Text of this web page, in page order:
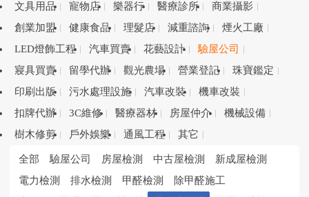
文具用品
寵物店 樂器行 醫療診所
商業攝影
創業加盟
健康食品 理髮店 減重諮詢
煙火工廠
LED燈飾工程
汽車買賣 花藝設計
驗屋公司
寢具買賣
留學代辦 觀光農場 營業登記
珠寶鑑定
印刷出版
污水處理設施 汽車改裝
機車改裝
扣牌代辦
3C維修 醫療器材 房屋仲介
機械設備
樹木修剪
戶外娛樂 通風工程 其它
全部 驗屋公司 房屋檢測 中古屋檢測
新成屋檢測
電力檢測
排水檢測 甲醛檢測
除甲醛施工